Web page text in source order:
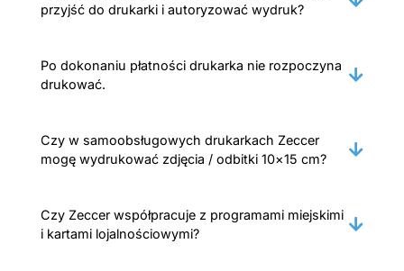
przyjść do drukarki i autoryzować wydruk?
Po dokonaniu płatności drukarka nie rozpoczyna
drukować.
Czy w samoobsługowych drukarkach Zeccer
mogę wydrukować zdjęcia / odbitki 10×15 cm?
Czy Zeccer współpracuje z programami miejskimi
i kartami lojalnościowymi?